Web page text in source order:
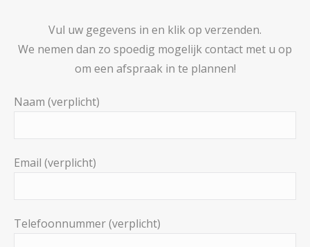
Vul uw gegevens in en klik op verzenden.
We nemen dan zo spoedig mogelijk contact met u op
om een afspraak in te plannen!
Naam (verplicht)
Email (verplicht)
Telefoonnummer (verplicht)